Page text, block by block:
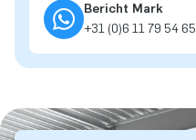
Bericht Mark
+31 (0)6 11 79 54 65